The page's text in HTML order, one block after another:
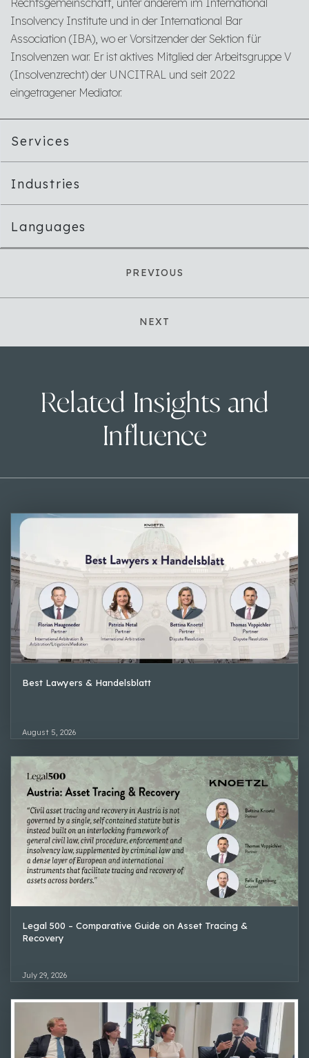
Rechtsgemeinschaft, unter anderem im International
Insolvency Institute und in der International Bar
Association (IBA), wo er Vorsitzender der Sektion für
Insolvenzen war. Er ist aktives Mitglied der Arbeitsgruppe V
(Insolvenzrecht) der UNCITRAL und seit 2022
eingetragener Mediator.
Services
Industries
Languages
PREVIOUS
NEXT
Related Insights and
Influence
Best Lawyers & Handelsblatt
August 5, 2026
Legal 500 – Comparative Guide on Asset Tracing &
Recovery
July 29, 2026